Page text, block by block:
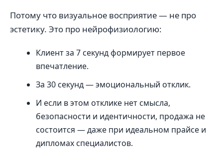
Потому что визуальное восприятие — не про
эстетику. Это про нейрофизиологию:
Клиент за 7 секунд формирует первое
впечатление.
За 30 секунд — эмоциональный отклик.
И если в этом отклике нет смысла,
безопасности и идентичности, продажа не
состоится — даже при идеальном прайсе и
дипломах специалистов.